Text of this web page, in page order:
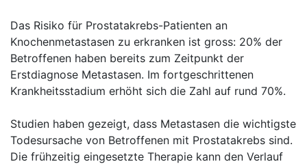
Das Risiko für Prostatakrebs-Patienten an
Knochenmetastasen zu erkranken ist gross: 20% der
Betroffenen haben bereits zum Zeitpunkt der
Erstdiagnose Metastasen. Im fortgeschrittenen
Krankheitsstadium erhöht sich die Zahl auf rund 70%.
Studien haben gezeigt, dass Metastasen die wichtigste
Todesursache von Betroffenen mit Prostatakrebs sind.
Die frühzeitig eingesetzte Therapie kann den Verlauf